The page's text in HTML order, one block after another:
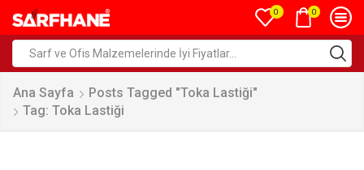
0 0
Ana Sayfa
Posts Tagged "toka Lastiği"
Tag: Toka Lastiği